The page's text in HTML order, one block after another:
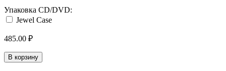
Упаковка CD/DVD:
Jewel Case
485.00 ₽
В корзину